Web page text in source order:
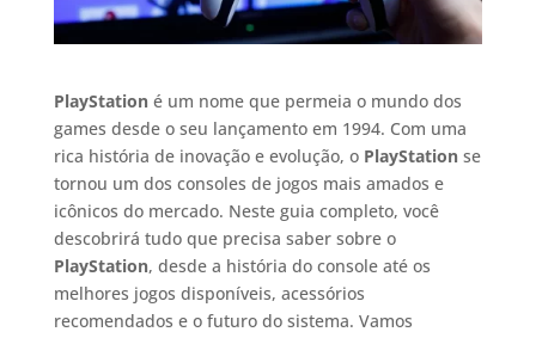
PlayStationé um nome que permeia o mundo dos
games desde o seu lançamento em 1994. Com uma
rica história de inovação e evolução, o PlayStationse
tornou um dos consoles de jogos mais amados e
icônicos do mercado. Neste guia completo, você
descobrirá tudo que precisa saber sobre o
PlayStation, desde a história do console até os
melhores jogos disponíveis, acessórios
recomendados e o futuro do sistema. Vamos